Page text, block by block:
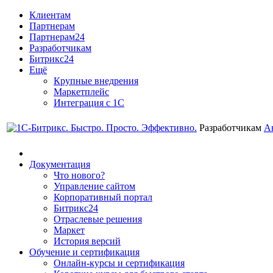
Клиентам
Партнерам
Партнерам24
Разработчикам
Битрикс24
Ещё
Крупные внедрения
Маркетплейс
Интеграция с 1С
Разработчикам
Документация
Что нового?
Управление сайтом
Корпоративный портал
Битрикс24
Отраслевые решения
Маркет
История версий
Обучение и сертификация
Онлайн-курсы и сертификация